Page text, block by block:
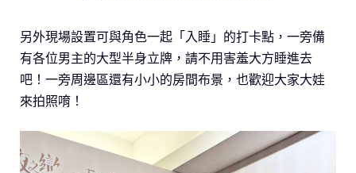
另外現場設置可與角色一起「入睡」的打卡點，一旁備
有各位男主的大型半身立牌，請不用害羞大方睡進去
吧！一旁周邊區還有小小的房間布景，也歡迎大家大娃
來拍照唷！